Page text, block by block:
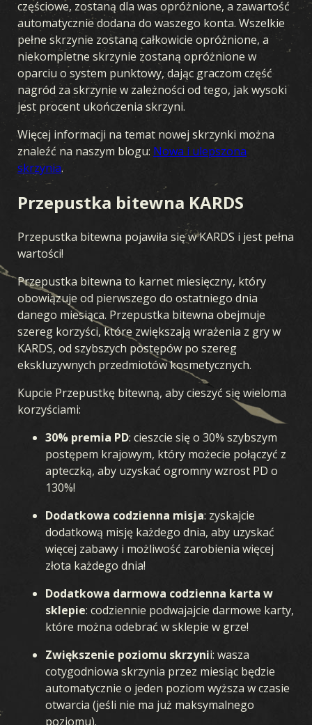
częściowe, zostaną dla was opróżnione, a zawartość
automatycznie dodana do waszego konta. Wszelkie
pełne skrzynie zostaną całkowicie opróżnione, a
niekompletne skrzynie zostaną opróżnione w
oparciu o system punktowy, dając graczom część
nagród za skrzynie w zależności od tego, jak wysoki
jest procent ukończenia skrzyni.
Więcej informacji na temat nowej skrzynki można
znaleźć na naszym blogu: Nowa i ulepszona
skrzynia.
Przepustka bitewna KARDS
Przepustka bitewna pojawiła się w KARDS i jest pełna
wartości!
Przepustka bitewna to karnet miesięczny, który
obowiązuje od pierwszego do ostatniego dnia
danego miesiąca. Przepustka bitewna obejmuje
szereg korzyści, które zwiększają wrażenia z gry w
KARDS, od szybszych postępów po szereg
ekskluzywnych przedmiotów kosmetycznych.
Kupcie Przepustkę bitewną, aby cieszyć się wieloma
korzyściami:
30% premia PD: cieszcie się o 30% szybszym
postępem krajowym, który możecie połączyć z
apteczką, aby uzyskać ogromny wzrost PD o
130%!
Dodatkowa codzienna misja: zyskajcie
dodatkową misję każdego dnia, aby uzyskać
więcej zabawy i możliwość zarobienia więcej
złota każdego dnia!
Dodatkowa darmowa codzienna karta w
sklepie: codziennie podwajajcie darmowe karty,
które można odebrać w sklepie w grze!
Zwiększenie poziomu skrzynii: wasza
cotygodniowa skrzynia przez miesiąc będzie
automatycznie o jeden poziom wyższa w czasie
otwarcia (jeśli nie ma już maksymalnego
poziomu).